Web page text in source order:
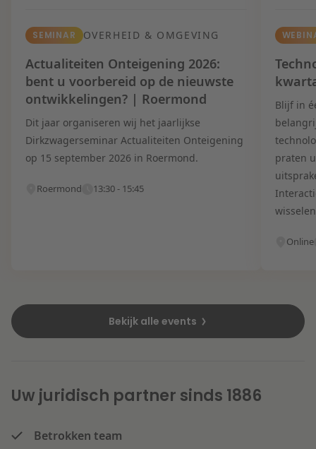
SEMINAR OVERHEID & OMGEVING
Actualiteiten Onteigening 2026:
bent u voorbereid op de nieuwste
ontwikkelingen? | Roermond
Dit jaar organiseren wij het jaarlijkse
Dirkzwagerseminar Actualiteiten Onteigening
op 15 september 2026 in Roermond.
Roermond 13:30 - 15:45
Blijf in
praten
Online
Bekijk alle events
Uw juridisch partner sinds 1886
Betrokken team